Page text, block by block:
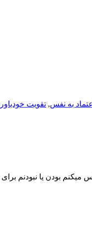
به نفس, تقویت
میکنم بودن یا نبودنم